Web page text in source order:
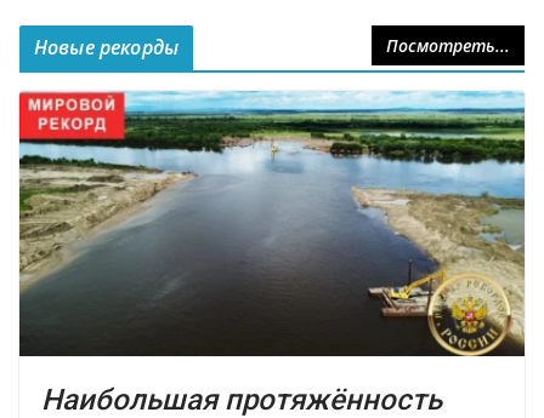
Новые рекорды Посмотреть...
Наибольшая протяжённость